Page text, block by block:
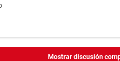
Mostrar discusión